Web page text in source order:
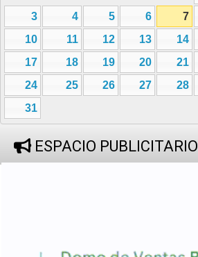
3
4 5 6 7
10
11 12 13 14
17
18 19 20 21
24
25 26 27 28
31
ESPACIO PUBLICITARIO